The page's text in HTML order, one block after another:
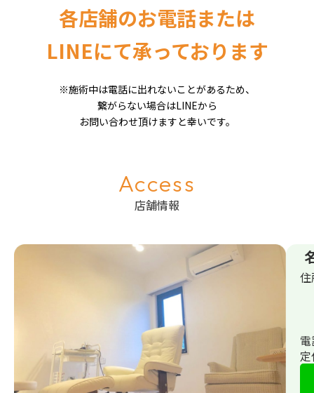
各店舗のお電話または
LINEにて承っております
※施術中は電話に出れないことがあるため、
繋がらない場合はLINEから
お問い合わせ頂けますと幸いです。
Access
店舗情報